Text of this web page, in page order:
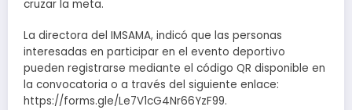
cruzar la meta.
La directora del IMSAMA, indicó que las personas
interesadas en participar en el evento deportivo
pueden registrarse mediante el código QR disponible en
la convocatoria o a través del siguiente enlace:
https://forms.gle/Le7V1cG4Nr66YzF99.